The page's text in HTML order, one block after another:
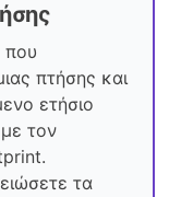
που
πτήσης και
ετήσιο
τον
τα